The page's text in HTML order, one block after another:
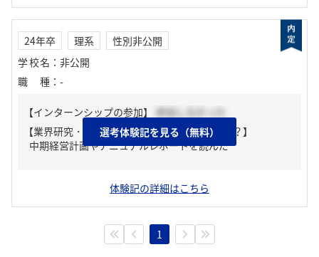
24年卒 理系
性別非公開
学校名 ： 非公開
職種 ： -
【インターンシップの参加】
参加しなかった
【業界研究・企業研究はどんな風にしましたか？】
中期経営計画やアニュアルレポートを読んだ
選考体験記を見る（無料）
体験記の詳細はこちら
1